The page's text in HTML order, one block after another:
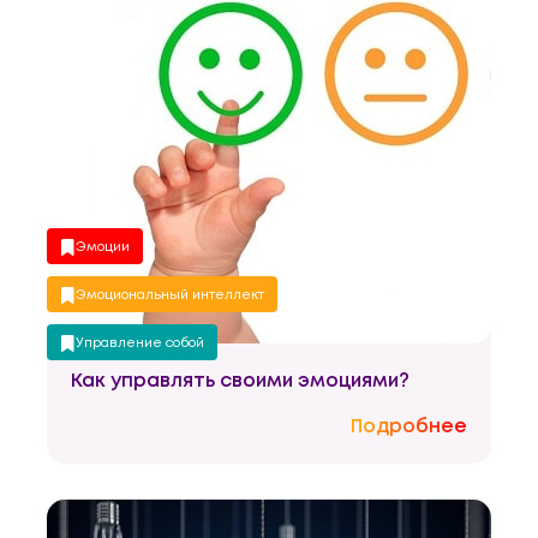
Эмоции
Эмоциональный интеллект
Управление собой
Как управлять своими эмоциями?
Подробнее